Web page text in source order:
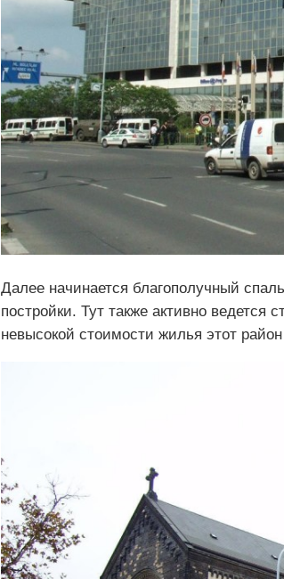
Далее начинается благополучный
постройки. Тут также активно ведется
невысокой стоимости жилья этот